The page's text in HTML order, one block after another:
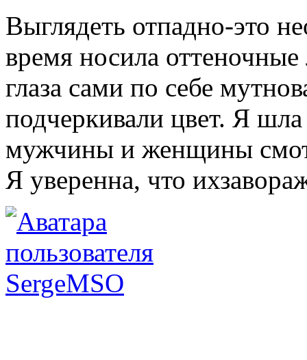
Выглядеть отпадно-это
время носила
глаза сами по себе
подчеркивали цвет. Я
мужчины и женщины
Я уверенна, что
SergeMSO